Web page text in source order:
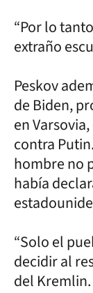
“Por lo
extraño
Peskov
de Biden,
en
contra
hombre no
había
“Solo el
decidir al
del Kremlin.